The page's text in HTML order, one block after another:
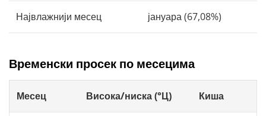
Највлажнији месец јануара (67,08%)
Временски просек по месецима
Месец Висока/ниска (°Ц) Киша